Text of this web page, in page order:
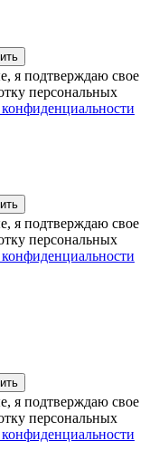
я подтверждаю свое
персональных
я подтверждаю свое
персональных
я подтверждаю свое
персональных